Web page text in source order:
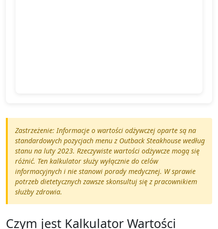
Zastrzeżenie: Informacje o wartości odżywczej oparte są na
standardowych pozycjach menu z Outback Steakhouse według
stanu na luty 2023. Rzeczywiste wartości odżywcze mogą się
różnić. Ten kalkulator służy wyłącznie do celów
informacyjnych i nie stanowi porady medycznej. W sprawie
potrzeb dietetycznych zawsze skonsultuj się z pracownikiem
służby zdrowia.
Czym jest Kalkulator Wartości